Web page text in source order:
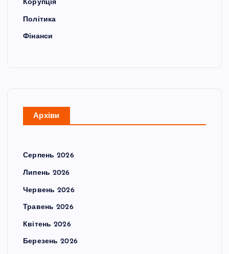
Корупція
Політика
Фінанси
Архіви
Серпень 2026
Липень 2026
Червень 2026
Травень 2026
Квітень 2026
Березень 2026